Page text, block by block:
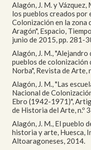
Alagón, J. M. y Vázquez,
los pueblos creados
Colonización en la zona
Aragón", Espacio,
junio de 2015, pp. 281-
Alagón, J. M.,
pueblos de colonización
Norba", Revista de Arte,
Alagón, J. M., "Las
Nacional de
Ebro (1942-1971)",
de Historia del Arte, n.º
Alagón, J. M., El pueblo
historia y arte, Huesca,
Altoaragoneses, 2014.